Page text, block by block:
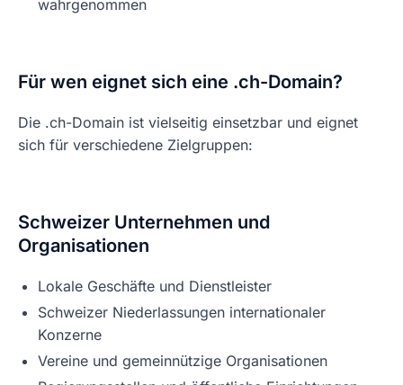
wahrgenommen
Für wen eignet sich eine .ch-Domain?
Die .ch-Domain ist vielseitig einsetzbar und eignet
sich für verschiedene Zielgruppen:
Schweizer Unternehmen und
Organisationen
Lokale Geschäfte und Dienstleister
Schweizer Niederlassungen internationaler
Konzerne
Vereine und gemeinnützige Organisationen